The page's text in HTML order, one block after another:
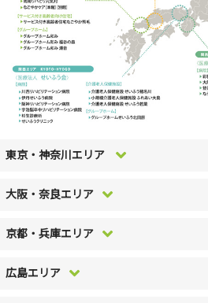
東京・神奈川エリア
大阪・奈良エリア
京都・兵庫エリア
広島エリア